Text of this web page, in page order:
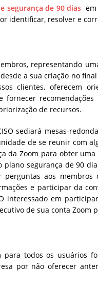
segurança de 90 dias
identificar, resolver e
representando
a sua criação no
clientes, oferecem
fornecer
de recursos.
sediará mesas-
de se reunir com
da Zoom para obter
plano segurança de 90
aos
e participar da
interessado em
de sua conta Zoom
todos os usuários
por não oferecer